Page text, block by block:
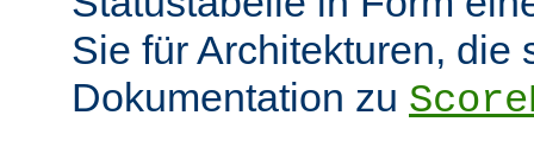
Sie für Architekturen, die
Dokumentation zu